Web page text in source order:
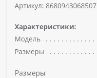
Артикул: 8680943068507
Характеристики:
Модель
Размеры
Размеры